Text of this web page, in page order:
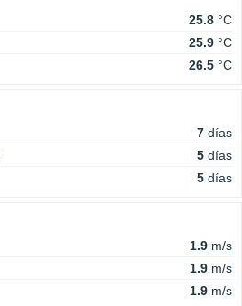
25.8 °C
25.9 °C
26.5 °C
7 días
5 días
5 días
1.9 m/s
1.9 m/s
1.9 m/s